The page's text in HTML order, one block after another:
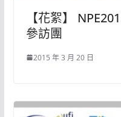
【花絮】
參訪團
2015 年 3 月 20 日